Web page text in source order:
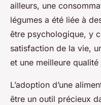
ailleurs, une
légumes a été liée à
être psychologique, y
satisfaction de la vie,
et une meilleure
L’adoption d’une
être un outil précieux